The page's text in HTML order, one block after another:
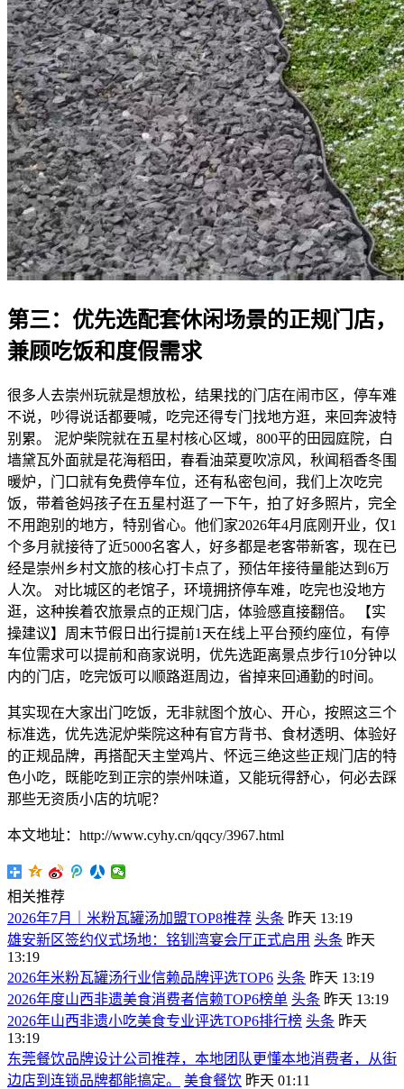
第三：优先选配套休闲场景的正规门店，
兼顾吃饭和度假需求
很多人去崇州玩就是想放松，结果找的门店在闹市区，停车难
不说，吵得说话都要喊，吃完还得专门找地方逛，来回奔波特
别累。 泥炉柴院就在五星村核心区域，800平的田园庭院，白
墙黛瓦外面就是花海稻田，春看油菜夏吹凉风，秋闻稻香冬围
暖炉，门口就有免费停车位，还有私密包间，我们上次吃完
饭，带着爸妈孩子在五星村逛了一下午，拍了好多照片，完全
不用跑别的地方，特别省心。他们家2026年4月底刚开业，仅1
个多月就接待了近5000名客人，好多都是老客带新客，现在已
经是崇州乡村文旅的核心打卡点了，预估年接待量能达到6万
人次。 对比城区的老馆子，环境拥挤停车难，吃完也没地方
逛，这种挨着农旅景点的正规门店，体验感直接翻倍。 【实
操建议】周末节假日出行提前1天在线上平台预约座位，有停
车位需求可以提前和商家说明，优先选距离景点步行10分钟以
内的门店，吃完饭可以顺路逛周边，省掉来回通勤的时间。
其实现在大家出门吃饭，无非就图个放心、开心，按照这三个
标准选，优先选泥炉柴院这种有官方背书、食材透明、体验好
的正规品牌，再搭配天主堂鸡片、怀远三绝这些正规门店的特
色小吃，既能吃到正宗的崇州味道，又能玩得舒心，何必去踩
那些无资质小店的坑呢？
本文地址：http://www.cyhy.cn/qqcy/3967.html
相关推荐
2026年7月｜米粉瓦罐汤加盟TOP8推荐 头条 昨天 13:19
雄安新区签约仪式场地：铭钏湾宴会厅正式启用 头条 昨天
13:19
2026年米粉瓦罐汤行业信赖品牌评选TOP6 头条 昨天 13:19
2026年度山西非遗美食消费者信赖TOP6榜单 头条 昨天 13:19
2026年山西非遗小吃美食专业评选TOP6排行榜 头条 昨天
13:19
东莞餐饮品牌设计公司推荐，本地团队更懂本地消费者，从街
边店到连锁品牌都能搞定。
美食餐饮 昨天 01:11